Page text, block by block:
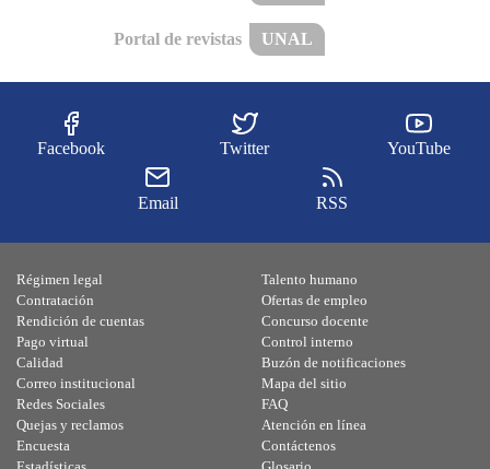
Portal de revistas UNAL
Facebook Twitter YouTube
Email RSS
Régimen legal
Contratación
Rendición de cuentas
Pago virtual
Calidad
Talento humano
Ofertas de empleo
Concurso docente
Control interno
Buzón de notificaciones
Correo institucional
Redes Sociales
Quejas y reclamos
Encuesta
Mapa del sitio
FAQ
Atención en línea
Contáctenos